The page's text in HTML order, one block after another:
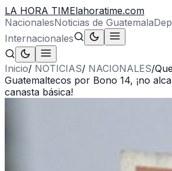
LA HORA TIMElahoratime.com
NacionalesNoticias de Guatemala
Internacionales
Inicio/ NOTICIAS/ NACIONALES/
Guatemaltecos por Bono 14, ¡no
canasta básica!